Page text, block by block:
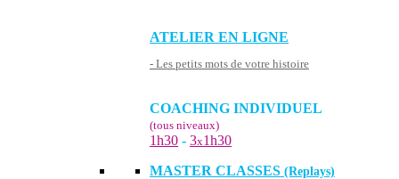
ATELIER EN LIGNE
- Les petits mots de votre histoire
COACHING INDIVIDUEL
(tous niveaux)
1h30 - 3x1h30
MASTER CLASSES (Replays)